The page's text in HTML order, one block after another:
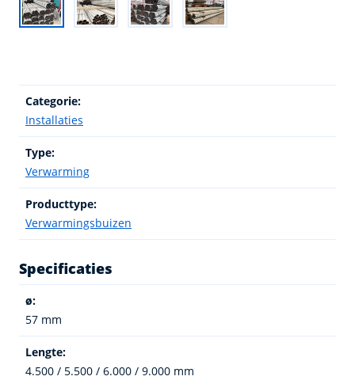
Categorie:
Installaties
Type:
Verwarming
Producttype:
Verwarmingsbuizen
Specificaties
ø:
57 mm
Lengte:
4.500 / 5.500 / 6.000 / 9.000 mm